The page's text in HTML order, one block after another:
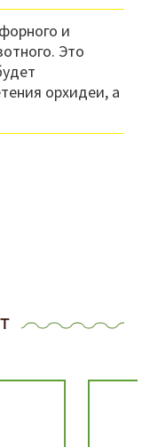
и
Это
орхидеи, а